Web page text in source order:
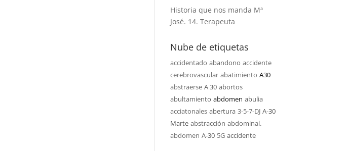
Historia que nos manda Mª
José. 14. Terapeuta
Nube de etiquetas
accidentado abandono accidente
cerebrovascular abatimiento A30
abstraerse A 30 abortos
abultamiento abdomen abulia
acciatonales abertura 3-5-7-DJ A-30
Marte abstracción abdominal.
abdomen A-30 5G accidente